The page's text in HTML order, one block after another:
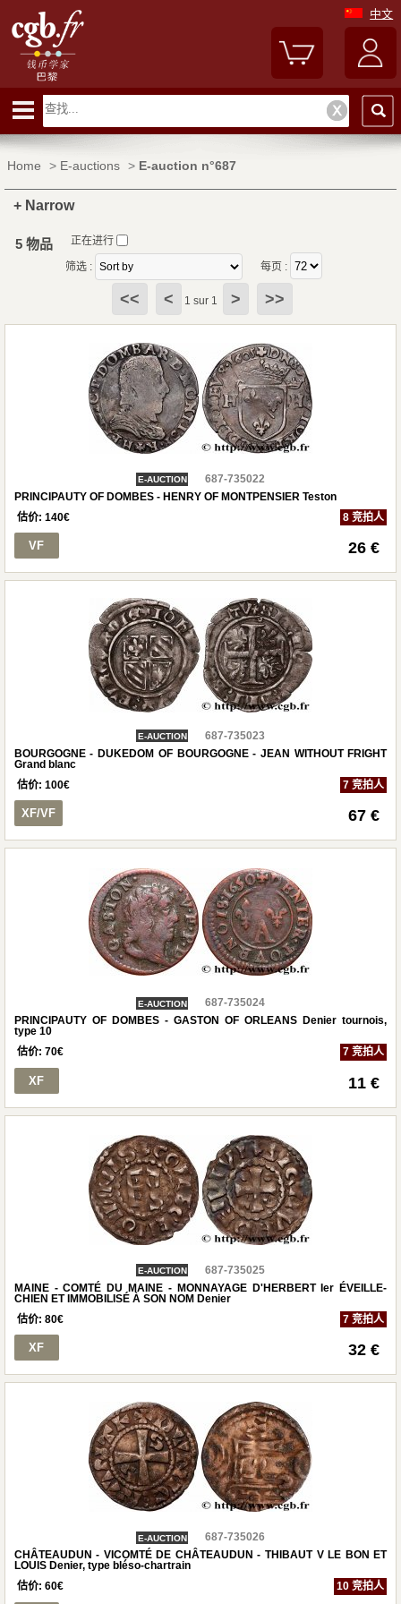
中文
Home > E-auctions > E-auction n°687
+ Narrow
5 物品 正在进行
筛选 : 每页 :
<< < 1 sur 1 > >>
E-AUCTION
687-735022
PRINCIPAUTY OF DOMBES - HENRY OF MONTPENSIER Teston
估价: 140€ 8 竞拍人
VF 26 €
E-AUCTION
687-735023
BOURGOGNE - DUKEDOM OF BOURGOGNE - JEAN WITHOUT FRIGHT
Grand blanc
估价: 100€ 7 竞拍人
XF/VF 67 €
E-AUCTION
687-735024
PRINCIPAUTY OF DOMBES - GASTON OF ORLEANS Denier tournois,
type 10
估价: 70€ 7 竞拍人
XF 11 €
E-AUCTION
687-735025
MAINE - COMTÉ DU MAINE - MONNAYAGE D'HERBERT Ier ÉVEILLE-
CHIEN ET IMMOBILISÉ À SON NOM Denier
估价: 80€ 7 竞拍人
XF 32 €
E-AUCTION
687-735026
CHÂTEAUDUN - VICOMTÉ DE CHÂTEAUDUN - THIBAUT V LE BON ET
LOUIS Denier, type bléso-chartrain
估价: 60€ 10 竞拍人